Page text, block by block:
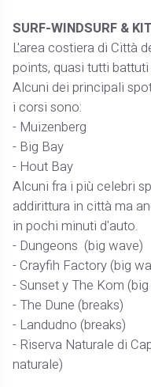
SURF-WINDSURF &
L'area costiera di Città
points, quasi tutti
Alcuni dei principali
i corsi sono:
- Muizenberg
- Big Bay
- Hout Bay
Alcuni fra i più celebri
addirittura in città ma
in pochi minuti d'auto.
- Dungeons (big wave)
- Crayfih Factory (big
- Sunset y The Kom
- The Dune (breaks)
- Landudno (breaks)
- Riserva Naturale di
naturale)